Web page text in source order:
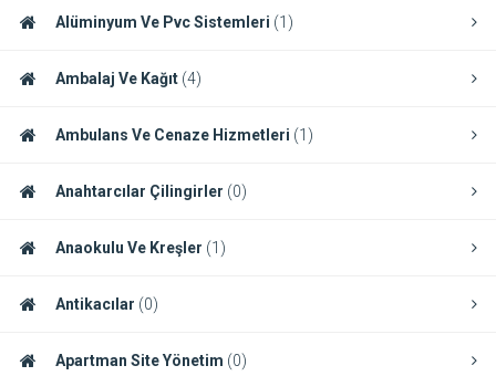
Alüminyum Ve Pvc Sistemleri (1)
Ambalaj Ve Kağıt (4)
Ambulans Ve Cenaze Hizmetleri (1)
Anahtarcılar Çilingirler (0)
Anaokulu Ve Kreşler (1)
Antikacılar (0)
Apartman Site Yönetim (0)